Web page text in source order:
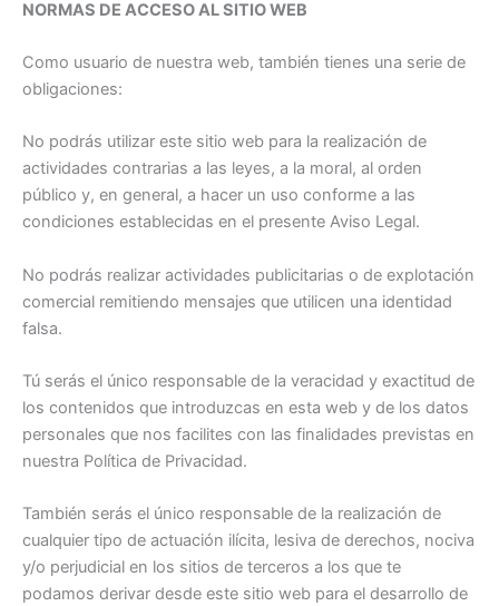
NORMAS DE ACCESO AL SITIO WEB
Como usuario de nuestra web, también tienes una serie de
obligaciones:
No podrás utilizar este sitio web para la realización de
actividades contrarias a las leyes, a la moral, al orden
público y, en general, a hacer un uso conforme a las
condiciones establecidas en el presente Aviso Legal.
No podrás realizar actividades publicitarias o de explotación
comercial remitiendo mensajes que utilicen una identidad
falsa.
Tú serás el único responsable de la veracidad y exactitud de
los contenidos que introduzcas en esta web y de los datos
personales que nos facilites con las finalidades previstas en
nuestra Política de Privacidad.
También serás el único responsable de la realización de
cualquier tipo de actuación ilícita, lesiva de derechos, nociva
y/o perjudicial en los sitios de terceros a los que te
podamos derivar desde este sitio web para el desarrollo de